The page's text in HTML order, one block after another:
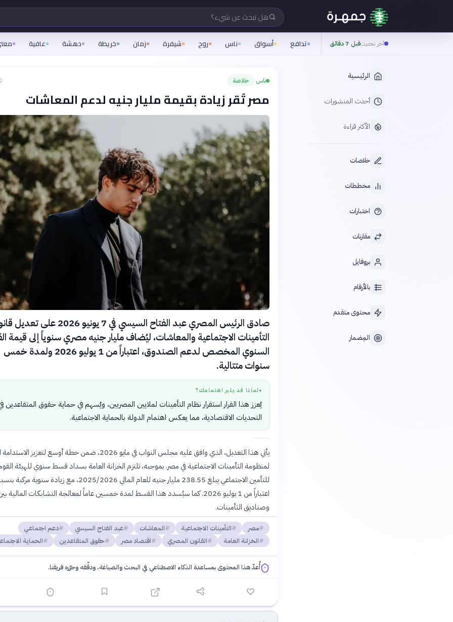
هل تبحث عن شيء؟
آخر تحديثقبل 7 دقائق تدافع أسواق ناس روح شيفرة زمان خريطة دهشة عافية
الرئيسية
أحدث المنشورات
الأكثر قراءة
خلاصات
مخططات
اختبارات
مقارنات
بروفايل
بالأرقام
محتوى متقدم
المِضمار
ناس› خلاصة
مصر تُقر زيادة بقيمة مليار جنيه لدعم المعاشات
صادق الرئيس المصري عبد الفتاح السيسي في 7 يونيو 2026 على
التأمينات الاجتماعية والمعاشات، ليُضاف مليار جنيه مصري سنوياً إلى قيمة
السنوي المخصص لدعم الصندوق، اعتباراً من 1 يوليو 2026 ولمدة خمس
سنوات متتالية.
● لماذا قد يثير اهتمامك؟
يُعزز هذا القرار استقرار نظام التأمينات لملايين المصريين، ويُسهم في حماية حقوق
التحديات الاقتصادية، مما يعكس اهتمام الدولة بالحماية الاجتماعية.
يأتي هذا التعديل، الذي وافق عليه مجلس النواب في مايو 2026، ضمن خطة أوسع لتعزيز
لمنظومة التأمينات الاجتماعية في مصر. بموجبه، تلتزم الخزانة العامة بسداد قسط سنوي للهيئة
اعتباراً من 1 يوليو 2026. كما سيُسدد هذا القسط لمدة خمسين عاماً لمعالجة التشابكات المالية
وصناديق التأمينات.
مصر التأمينات الاجتماعية المعاشات عبد الفتاح السيسي
دعم اجتماعي
الخزانة العامة
القانون المصري اقتصاد مصر حقوق المتقاعدين الحماية
أُعدّ هذا المحتوى بمساعدة الذكاء الاصطناعي في البحث والصياغة، ودقّقه وحرّره فريقنا.